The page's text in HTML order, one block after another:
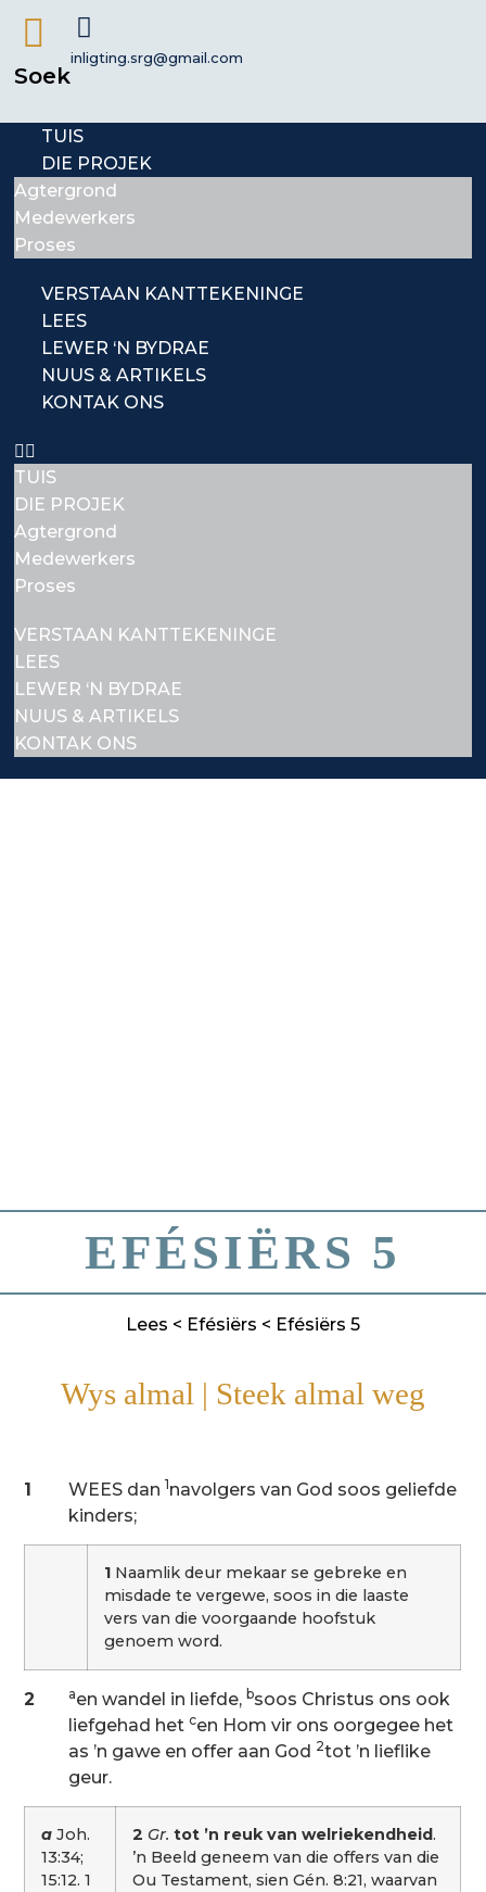
Soek
inligting.srg@gmail.com
TUIS
DIE PROJEK
Agtergrond
Medewerkers
Proses
VERSTAAN KANTTEKENINGE
LEES
LEWER ‘N BYDRAE
NUUS & ARTIKELS
KONTAK ONS
TUIS
DIE PROJEK
Agtergrond
Medewerkers
Proses
VERSTAAN KANTTEKENINGE
LEES
LEWER ‘N BYDRAE
NUUS & ARTIKELS
KONTAK ONS
EFÉSIËRS 5
Lees < Efésiërs < Efésiërs 5
Wys almal | Steek almal weg
1 WEES dan 1navolgers van God soos geliefde
kinders;
1 Naamlik deur mekaar se gebreke en
misdade te vergewe, soos in die laaste
vers van die voorgaande hoofstuk
genoem word.
2 aen wandel in liefde, bsoos Christus ons ook
liefgehad het cen Hom vir ons oorgegee het
as ’n gawe en offer aan God 2tot ’n lieflike
geur.
a Joh.
13:34;
15:12. 1
2 Gr. tot ’n reuk van welriekendheid.
’n Beeld geneem van die offers van die
Ou Testament, sien Gén. 8:21, waarvan